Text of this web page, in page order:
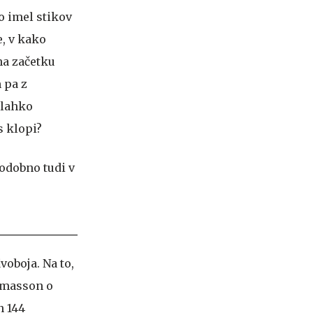
imel stikov
v kako
začetku
pa z
klopi?
Na to,
o
144